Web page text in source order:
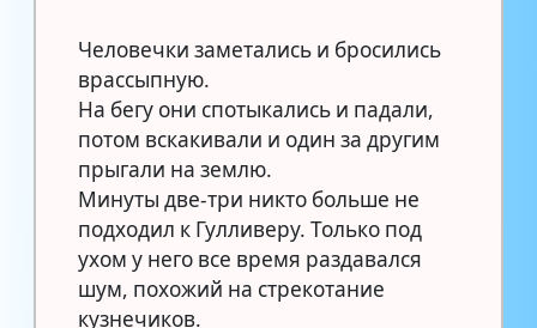
Человечки заметались и бросились
врассыпную.
На бегу они спотыкались и падали,
потом вскакивали и один за другим
прыгали на землю.
Минуты две-три никто больше не
подходил к Гулливеру. Только под
ухом у него все время раздавался
шум, похожий на стрекотание
кузнечиков.